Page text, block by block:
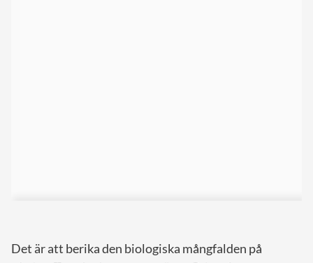
Det är att berika den biologiska mångfalden på